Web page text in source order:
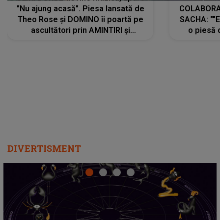
"Nu ajung acasă". Piesa lansată de
Theo Rose și DOMINO îi poartă pe
ascultători prin AMINTIRI și
SACHA:
o piesă
DIVERTISMENT